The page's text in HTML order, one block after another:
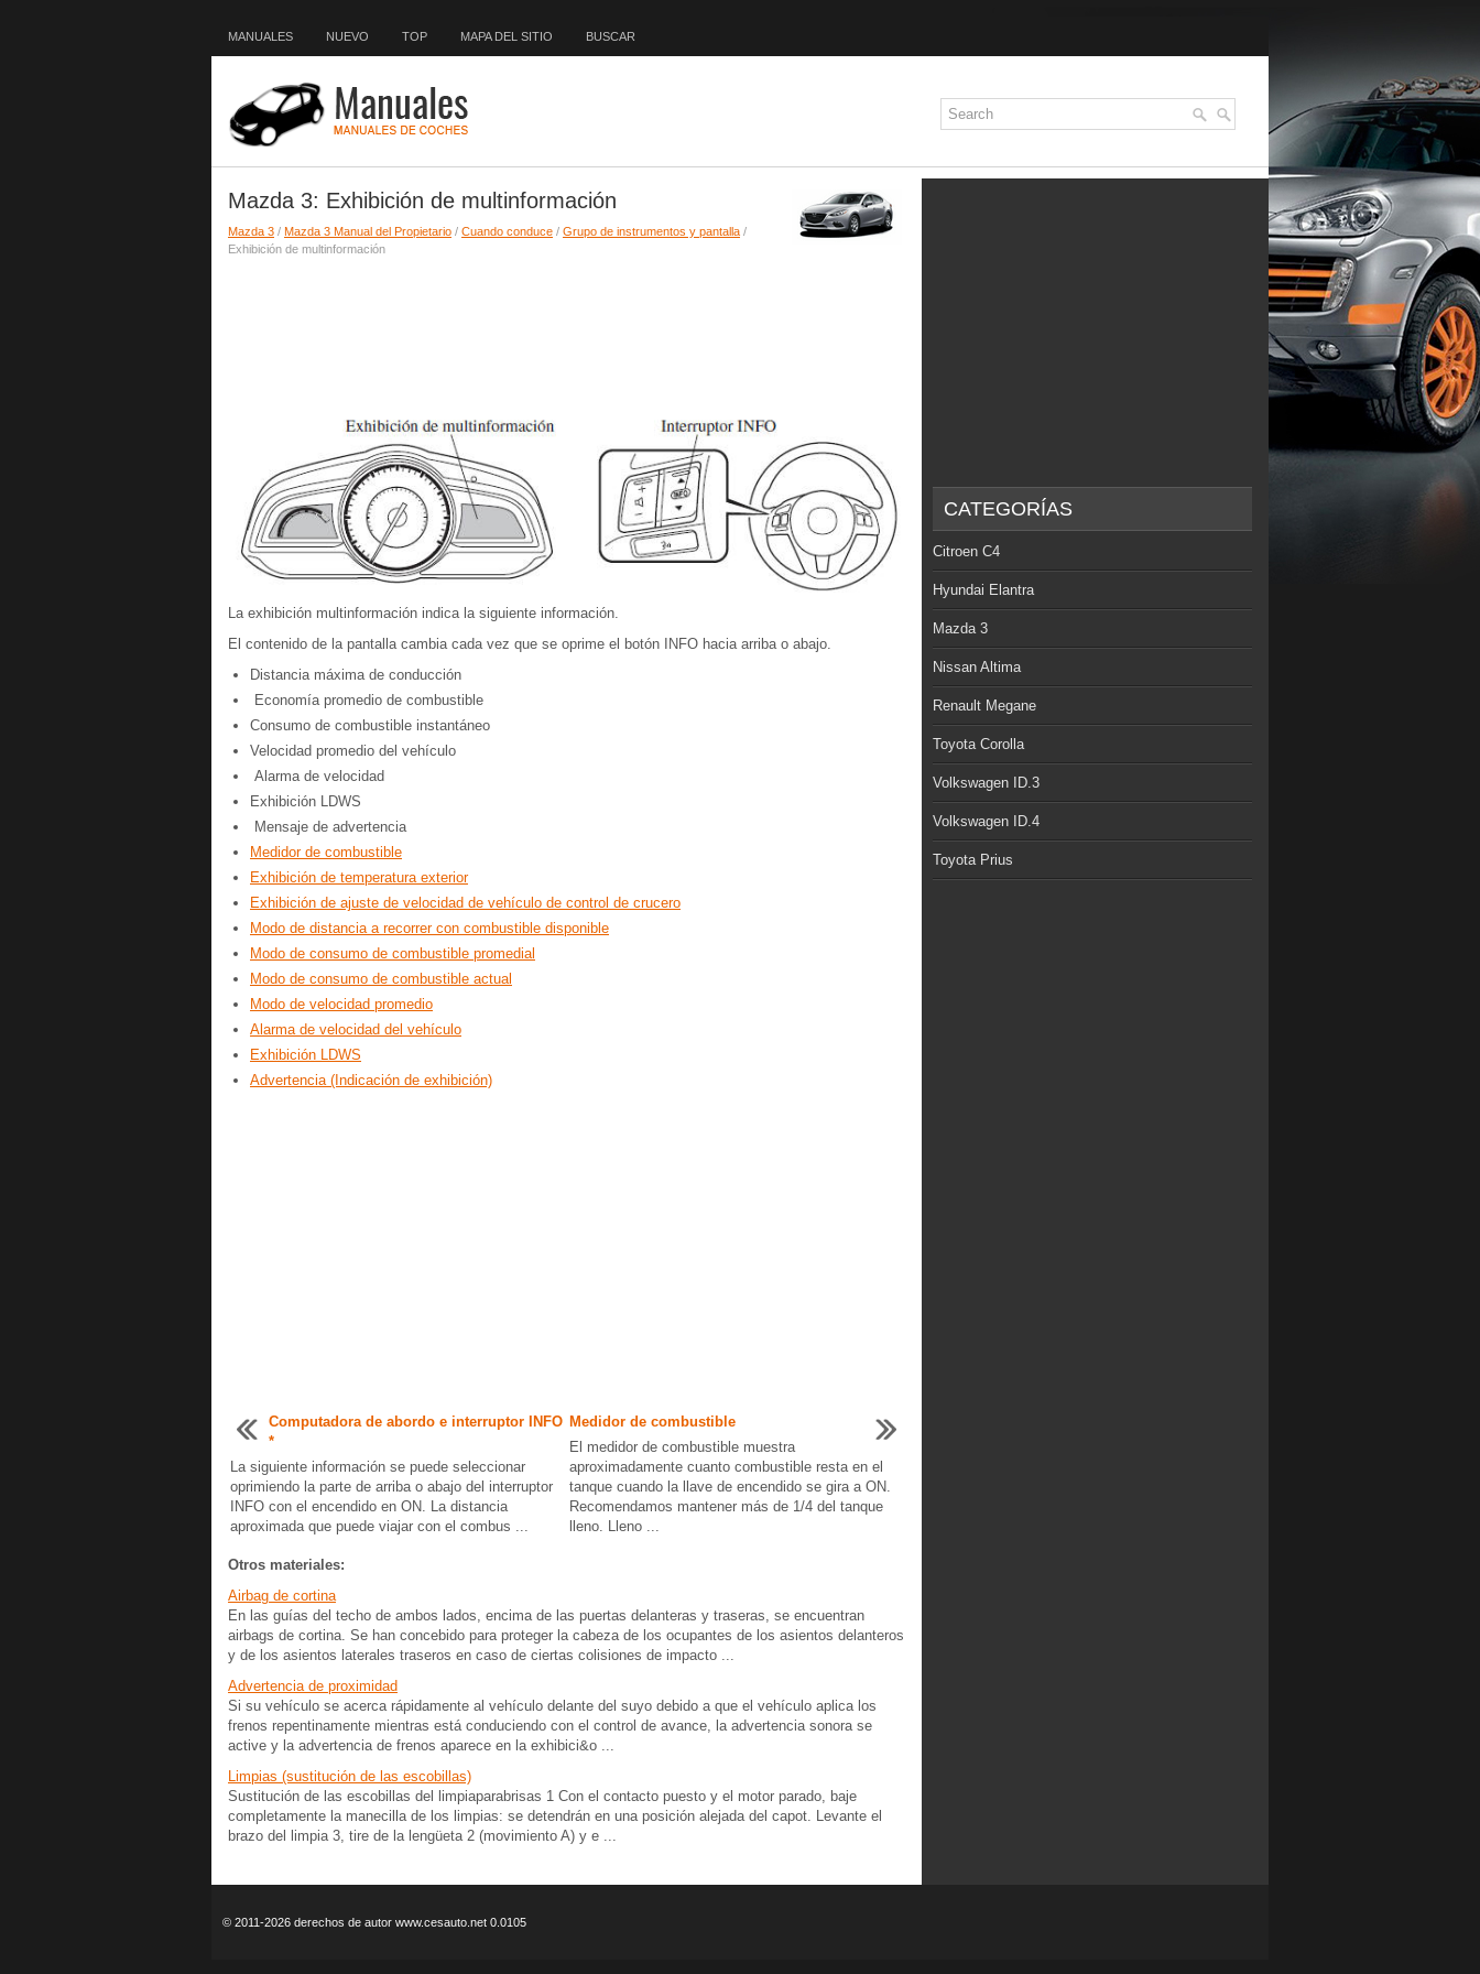
MANUALES NUEVO TOP MAPA DEL SITIO BUSCAR
Mazda 3: Exhibición de multinformación
Mazda 3 / Mazda 3 Manual del Propietario / Cuando conduce / Grupo de instrumentos y pantalla /
Exhibición de multinformación
La exhibición multinformación indica la siguiente información.
El contenido de la pantalla cambia cada vez que se oprime el botón INFO hacia arriba o abajo.
Distancia máxima de conducción
Economía promedio de combustible
Consumo de combustible instantáneo
Velocidad promedio del vehículo
Alarma de velocidad
Exhibición LDWS
Mensaje de advertencia
Medidor de combustible
Exhibición de temperatura exterior
Exhibición de ajuste de velocidad de vehículo de control de crucero
Modo de distancia a recorrer con combustible disponible
Modo de consumo de combustible promedial
Modo de consumo de combustible actual
Modo de velocidad promedio
Alarma de velocidad del vehículo
Exhibición LDWS
Advertencia (Indicación de exhibición)
Computadora de abordo e interruptor INFO
*
La siguiente información se puede seleccionar
oprimiendo la parte de arriba o abajo del interruptor
INFO con el encendido en ON. La distancia
aproximada que puede viajar con el combus ...
Medidor de combustible
El medidor de combustible muestra
aproximadamente cuanto combustible resta en el
tanque cuando la llave de encendido se gira a ON.
Recomendamos mantener más de 1/4 del tanque
lleno. Lleno ...
Otros materiales:
Airbag de cortina
En las guías del techo de ambos lados, encima de las puertas delanteras y traseras, se encuentran
airbags de cortina. Se han concebido para proteger la cabeza de los ocupantes de los asientos delanteros
y de los asientos laterales traseros en caso de ciertas colisiones de impacto ...
Advertencia de proximidad
Si su vehículo se acerca rápidamente al vehículo delante del suyo debido a que el vehículo aplica los
frenos repentinamente mientras está conduciendo con el control de avance, la advertencia sonora se
active y la advertencia de frenos aparece en la exhibici&o ...
Limpias (sustitución de las escobillas)
Sustitución de las escobillas del limpiaparabrisas 1 Con el contacto puesto y el motor parado, baje
completamente la manecilla de los limpias: se detendrán en una posición alejada del capot. Levante el
brazo del limpia 3, tire de la lengüeta 2 (movimiento A) y e ...
CATEGORÍAS
Citroen C4
Hyundai Elantra
Mazda 3
Nissan Altima
Renault Megane
Toyota Corolla
Volkswagen ID.3
Volkswagen ID.4
Toyota Prius
© 2011-2026 derechos de autor www.cesauto.net 0.0105